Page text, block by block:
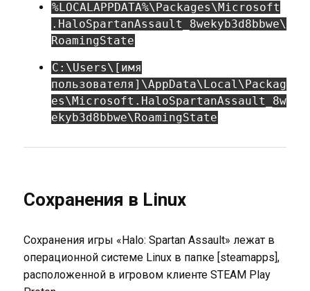
%LOCALAPPDATA%\Packages\Microsoft
.HaloSpartanAssault_8wekyb3d8bbwe\
RoamingState
C:\Users\[имя
пользователя]\AppData\Local\Packag
es\Microsoft.HaloSpartanAssault_8w
ekyb3d8bbwe\RoamingState
Сохранения в Linux
Сохранения игры «Halo: Spartan Assault» лежат в
операционной системе Linux в папке [steamapps],
расположенной в игровом клиенте STEAM Play